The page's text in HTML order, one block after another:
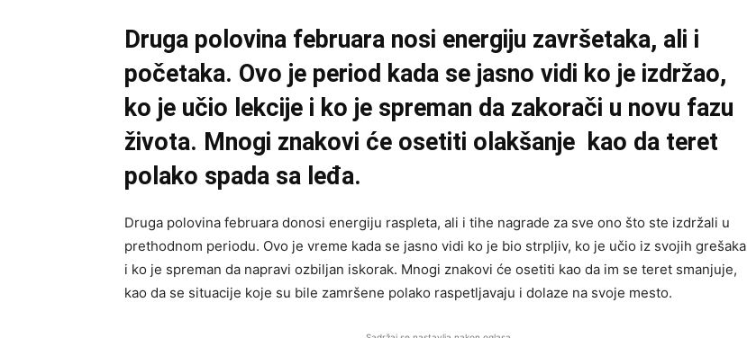
Druga polovina februara nosi energiju završetaka, ali i
početaka. Ovo je period kada se jasno vidi ko je izdržao,
ko je učio lekcije i ko je spreman da zakorači u novu fazu
života. Mnogi znakovi će osetiti olakšanje kao da teret
polako spada sa leđa.
Druga polovina februara donosi energiju raspleta, ali i tihe nagrade za sve ono što ste izdržali u
prethodnom periodu. Ovo je vreme kada se jasno vidi ko je bio strpljiv, ko je učio iz svojih grešaka
i ko je spreman da napravi ozbiljan iskorak. Mnogi znakovi će osetiti kao da im se teret smanjuje,
kao da se situacije koje su bile zamršene polako raspetljavaju i dolaze na svoje mesto.